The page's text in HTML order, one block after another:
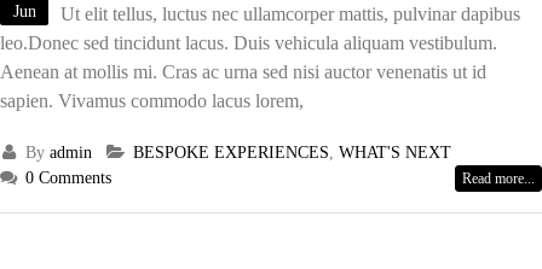
Jun
Ut elit tellus, luctus nec ullamcorper mattis, pulvinar dapibus
leo.Donec sed tincidunt lacus. Duis vehicula aliquam vestibulum.
Aenean at mollis mi. Cras ac urna sed nisi auctor venenatis ut id
sapien. Vivamus commodo lacus lorem,
Byadmin BESPOKE EXPERIENCES, WHAT'S NEXT
0 Comments
Read more...